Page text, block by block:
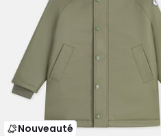
Nouveauté